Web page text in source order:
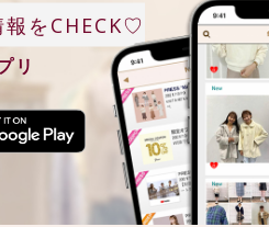
報をCHECK♡
リ